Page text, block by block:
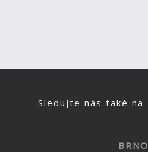
Sledujte nás také na
BRNO